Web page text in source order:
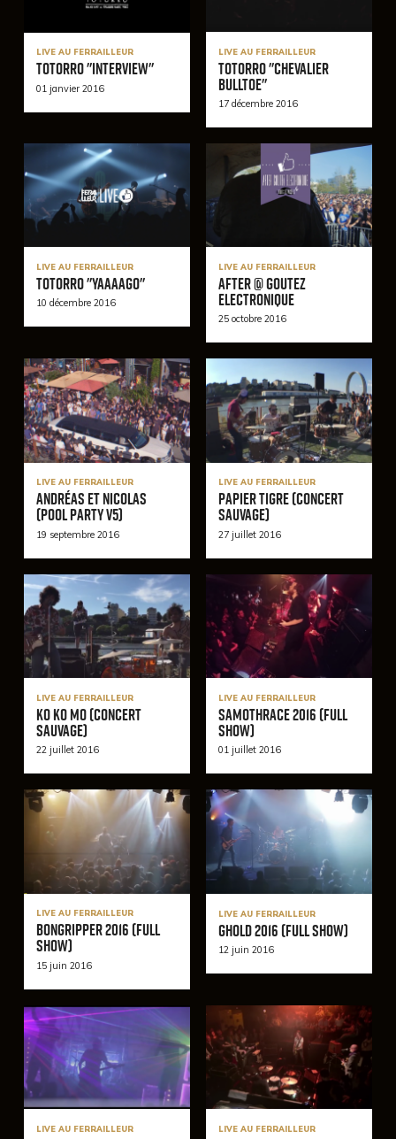
LIVE AU FERRAILLEUR
Totorro "Interview"
01 janvier 2016
LIVE AU FERRAILLEUR
Totorro "Chevalier
Bulltoe"
17 décembre 2016
LIVE AU FERRAILLEUR
Totorro "Yaaaago"
10 décembre 2016
LIVE AU FERRAILLEUR
After @ Goutez
Electronique
25 octobre 2016
LIVE AU FERRAILLEUR
Andréas et Nicolas
(Pool Party V5)
19 septembre 2016
LIVE AU FERRAILLEUR
Papier Tigre (Concert
Sauvage)
27 juillet 2016
LIVE AU FERRAILLEUR
Ko Ko Mo (Concert
Sauvage)
22 juillet 2016
LIVE AU FERRAILLEUR
Samothrace 2016 (Full
Show)
01 juillet 2016
LIVE AU FERRAILLEUR
BonGripper 2016 (Full
Show)
15 juin 2016
LIVE AU FERRAILLEUR
Ghold 2016 (Full Show)
12 juin 2016
LIVE AU FERRAILLEUR LIVE AU FERRAILLEUR